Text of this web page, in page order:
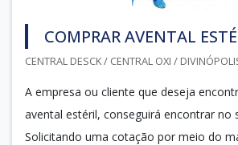
COMPRAR AVENTAL
CENTRAL DESCK / CENTRAL OXI /
A empresa ou cliente que deseja
avental estéril, conseguirá encontrar no
Solicitando uma cotação por meio do